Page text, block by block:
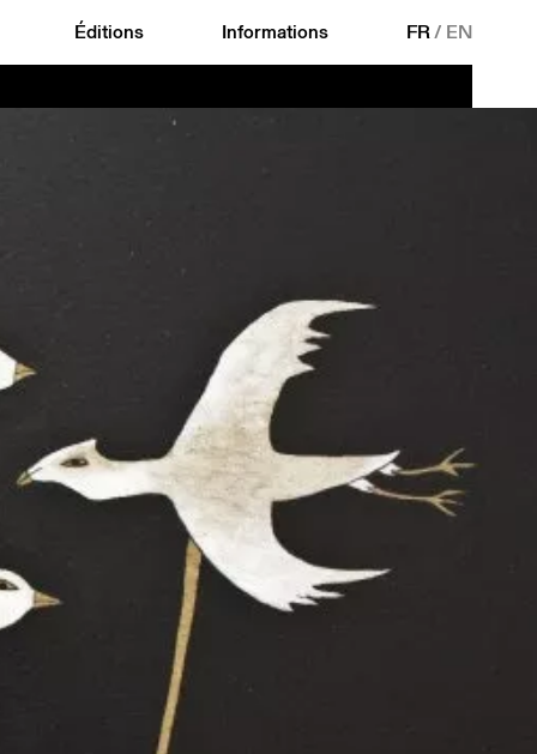
Éditions Informations FR/ EN